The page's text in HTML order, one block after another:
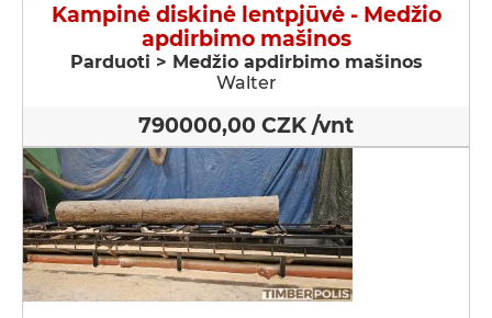
Kampinė diskinė lentpjūvė - Medžio
apdirbimo mašinos
Parduoti > Medžio apdirbimo mašinos
Walter
790000,00 CZK /vnt